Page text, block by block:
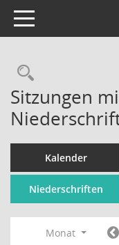
Toggle navigation
Sitzungen
Kalender
Niederschriften
Monat